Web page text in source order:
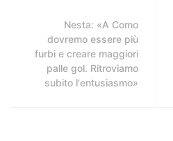
Nesta: «A Como
dovremo essere più
furbi e creare maggiori
palle gol. Ritroviamo
subito l'entusiasmo»